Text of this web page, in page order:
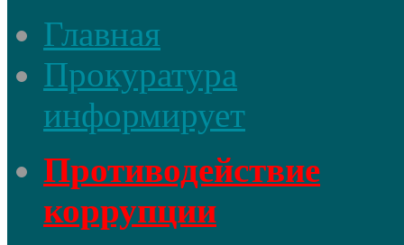
Главная
Прокуратура
информирует
Противодействие
коррупции